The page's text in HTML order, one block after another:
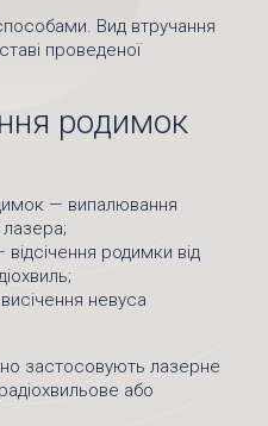
Вид втручання
проведеної
родимок
— випалювання
родимки від
невуса
застосовують лазерне
або